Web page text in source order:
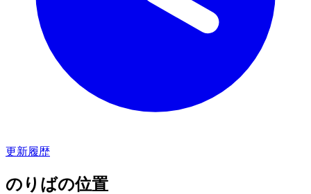
更新履歴
のりばの位置